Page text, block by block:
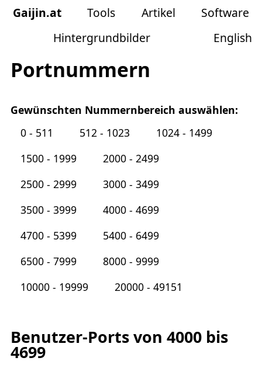
Gaijin.at Tools Artikel
Software
Hintergrundbilder
English
Portnummern
Gewünschten Nummernbereich auswählen:
0 - 511
512 - 1023
1024 - 1499
1500 - 1999
2000 - 2499
2500 - 2999
3000 - 3499
3500 - 3999
4000 - 4699
4700 - 5399
5400 - 6499
6500 - 7999
8000 - 9999
10000 - 19999
20000 - 49151
Benutzer-Ports von 4000 bis
4699